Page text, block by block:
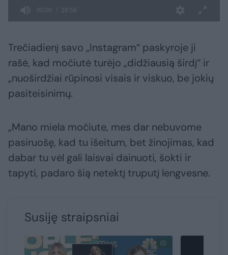
Trečiadienį savo „Instagram“ paskyroje ji
rašė, kad močiutė turėjo „didžiausią širdį“ ir
„nuoširdžiai rūpinosi visais ir viskuo, be jokių
pasiteisinimų.
„Mano miela močiute, mes dar nebuvome
pasiruošę, kad tu išeitum, bet žinojimas, kad
dabar tu vėl gali laisvai dainuoti, šokti ir
tapyti, padaro šią netektį truputį lengvesne.
Susiję straipsniai